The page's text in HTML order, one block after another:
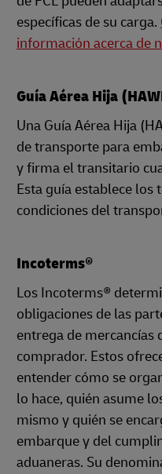
específicas de su carga.
información acerca de
Guía Aérea Hija
Una Guía Aérea Hija
de transporte para
y firma el transitario
Esta guía establece los
condiciones del
Incoterms®
Los Incoterms®
obligaciones de las
entrega de mercancías
comprador. Estos
entender cómo se
lo hace, quién asume
mismo y quién se
embarque y del
aduaneras. Su